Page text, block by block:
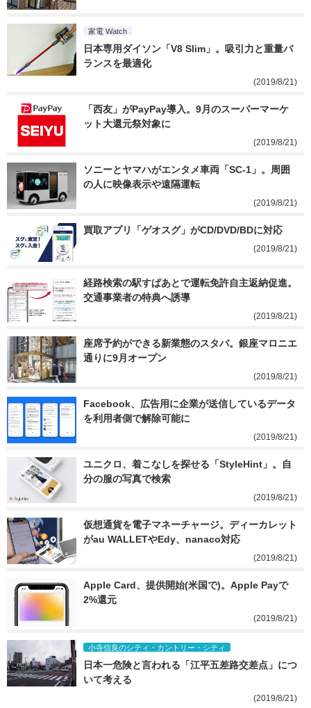
家電 Watch
日本専用ダイソン「V8 Slim」。吸引力と重量バ
ランスを最適化
(2019/8/21)
「西友」がPayPay導入。9月のスーパーマーケ
ット大還元祭対象に
(2019/8/21)
ソニーとヤマハがエンタメ車両「SC-1」。周囲
の人に映像表示や遠隔運転
(2019/8/21)
買取アプリ「ゲオスグ」がCD/DVD/BDに対応
(2019/8/21)
経路検索の駅すぱあとで運転免許自主返納促進。
交通事業者の特典へ誘導
(2019/8/21)
座席予約ができる新業態のスタバ。銀座マロニエ
通りに9月オープン
(2019/8/21)
Facebook、広告用に企業が送信しているデータ
を利用者側で解除可能に
(2019/8/21)
ユニクロ、着こなしを探せる「StyleHint」。自
分の服の写真で検索
(2019/8/21)
仮想通貨を電子マネーチャージ。ディーカレット
がau WALLETやEdy、nanaco対応
(2019/8/21)
Apple Card、提供開始(米国で)。Apple Payで
2%還元
(2019/8/21)
小寺信良のシティ・カントリー・シティ
日本一危険と言われる「江平五差路交差点」につ
いて考える
(2019/8/21)